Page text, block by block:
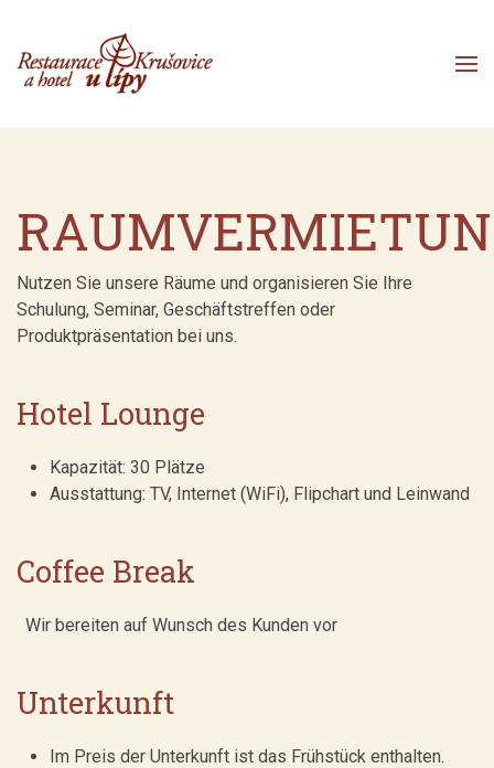
Přejít k obsahu
Nutzen Sie unsere Räume und organisieren Sie Ihre
Schulung, Seminar, Geschäftstreffen oder
Produktpräsentation bei uns.
Hotel Lounge
Kapazität: 30 Plätze
Ausstattung: TV, Internet (WiFi), Flipchart und Leinwand
Coffee Break
Wir bereiten auf Wunsch des Kunden vor
Unterkunft
Im Preis der Unterkunft ist das Frühstück enthalten.